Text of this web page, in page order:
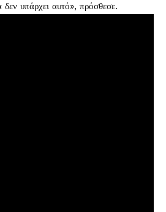
υπάρχει αυτό», πρόσθεσε.